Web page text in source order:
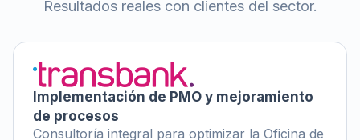
Resultados reales con clientes del sector.
Implementación de PMO y mejoramiento
de procesos
Consultoría integral para optimizar la Oficina de